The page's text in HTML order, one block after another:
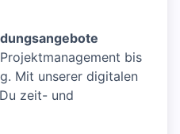
bis
Mit unserer digitalen
zeit- und